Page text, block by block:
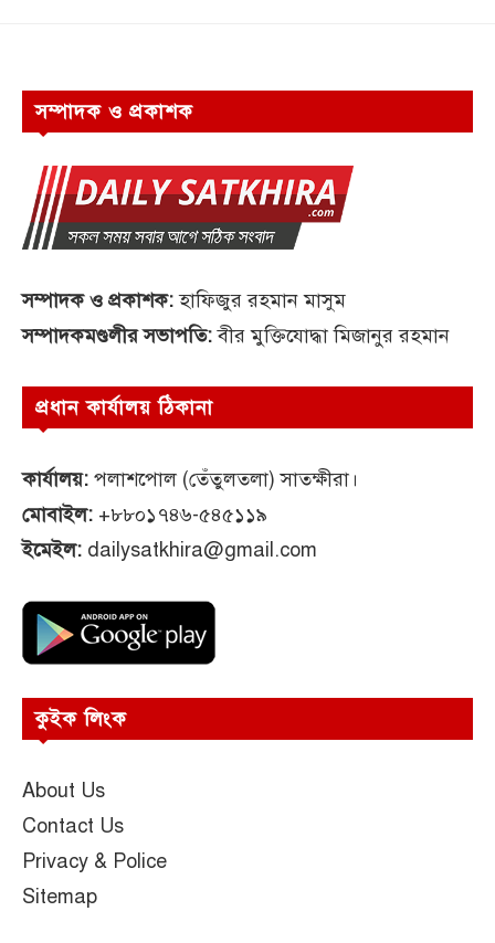
সম্পাদক ও প্রকাশক
সম্পাদক ও প্রকাশক:হাফিজুর রহমান মাসুম
সম্পাদকমণ্ডলীর সভাপতি:বীর মুক্তিযোদ্ধা মিজানুর রহমান
প্রধান কার্যালয় ঠিকানা
কার্যালয়: পলাশপোল (তেঁতুলতলা) সাতক্ষীরা।
মোবাইল: +৮৮০১৭৪৬-৫৪৫১১৯
ইমেইল: dailysatkhira@gmail.com
কুইক লিংক
About Us
Contact Us
Privacy & Police
Sitemap